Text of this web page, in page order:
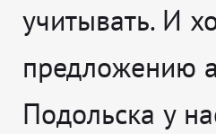
учитывать. И
предложению
Подольска у